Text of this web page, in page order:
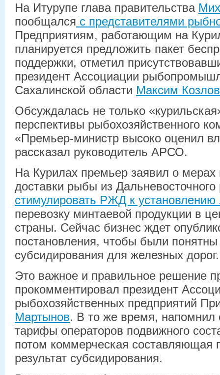
На Итурупе глава правительства
пообщался с представителями
Предприятиям, работающим на
планируется предложить пакет
поддержки, отметил
президент Ассоциации
Сахалинской области Максим Козлов
Обсуждалась не только
перспективы рыбохозяйственного
«Премьер-министр высоко оценил
рассказал руководитель АРСО.
На Курилах премьер заявил о
доставки рыбы из
стимулировать РЖД к установлению
перевозку минтаевой продукции в
страны. Сейчас бизнес ждет
постановления, чтобы были понятны
субсидирования для железных дорог.
Это важное и правильное решение
прокомментировал президент
рыбохозяйственных предприятий
Мартынов. В то же время, напомнил
тарифы операторов подвижного
потом коммерческая составляющая
результат субсидирования.